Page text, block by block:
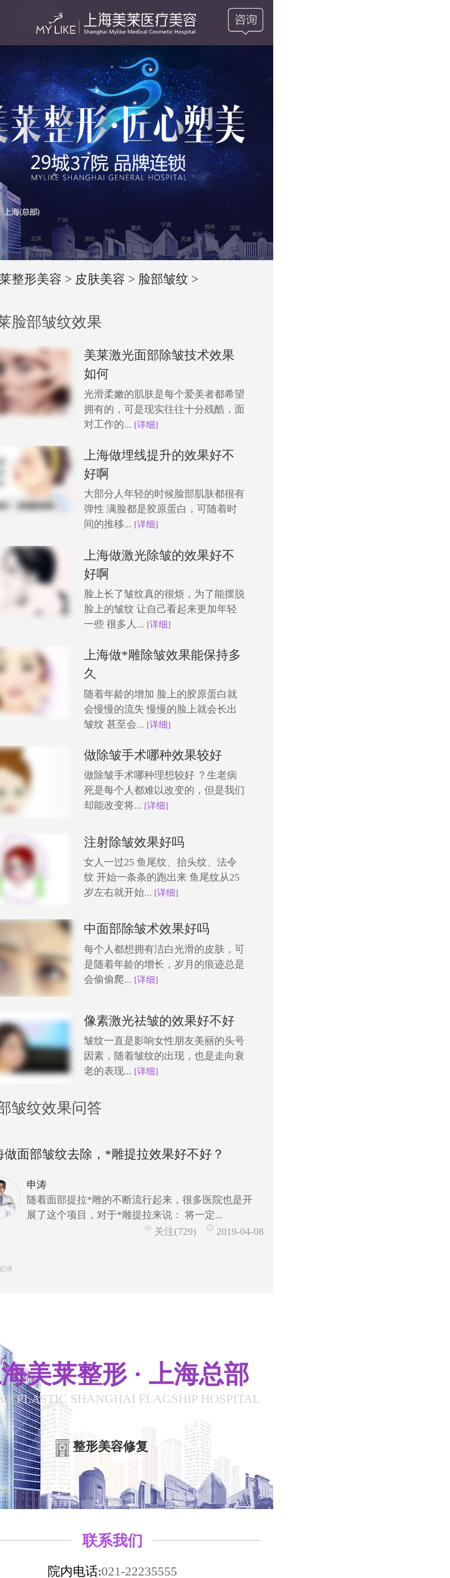
整形美容 > 皮肤美容 > 脸部皱纹 >
脸部皱纹效果
美莱激光面部除皱技术效果
如何
光滑柔嫩的肌肤是每个爱美者都希望
拥有的，可是现实往往十分残酷，面
对工作的... [详细]
上海做埋线提升的效果好不
好啊
大部分人年轻的时候脸部肌肤都很有
弹性 满脸都是胶原蛋白，可随着时
间的推移... [详细]
上海做激光除皱的效果好不
好啊
脸上长了皱纹真的很烦，为了能摆脱
脸上的皱纹 让自己看起来更加年轻
一些 很多人... [详细]
上海做*雕除皱效果能保持多
久
随着年龄的增加 脸上的胶原蛋白就
会慢慢的流失 慢慢的脸上就会长出
皱纹 甚至会... [详细]
做除皱手术哪种效果较好
做除皱手术哪种理想较好 ？生老病
死是每个人都难以改变的，但是我们
却能改变将... [详细]
注射除皱效果好吗
女人一过25 鱼尾纹、抬头纹、法令
纹 开始一条条的跑出来 鱼尾纹从25
岁左右就开始... [详细]
中面部除皱术效果好吗
每个人都想拥有洁白光滑的皮肤，可
是随着年龄的增长，岁月的痕迹总是
会偷偷爬... [详细]
像素激光祛皱的效果好不好
皱纹一直是影响女性朋友美丽的头号
因素，随着皱纹的出现，也是走向衰
老的表现... [详细]
皱纹效果问答
做面部皱纹去除，*雕提拉效果好不好？
申涛
随着面部提拉*雕的不断流行起来，很多医院也是开
展了这个项目，对于*雕提拉来说： 将一定...
关注(729)
2019-04-08
录
美莱整形 · 上海总部
PLASTIC SHANGHAI FLAGSHIP HOSPITAL
整形美容修复
联系我们
院内电话:021-22235555